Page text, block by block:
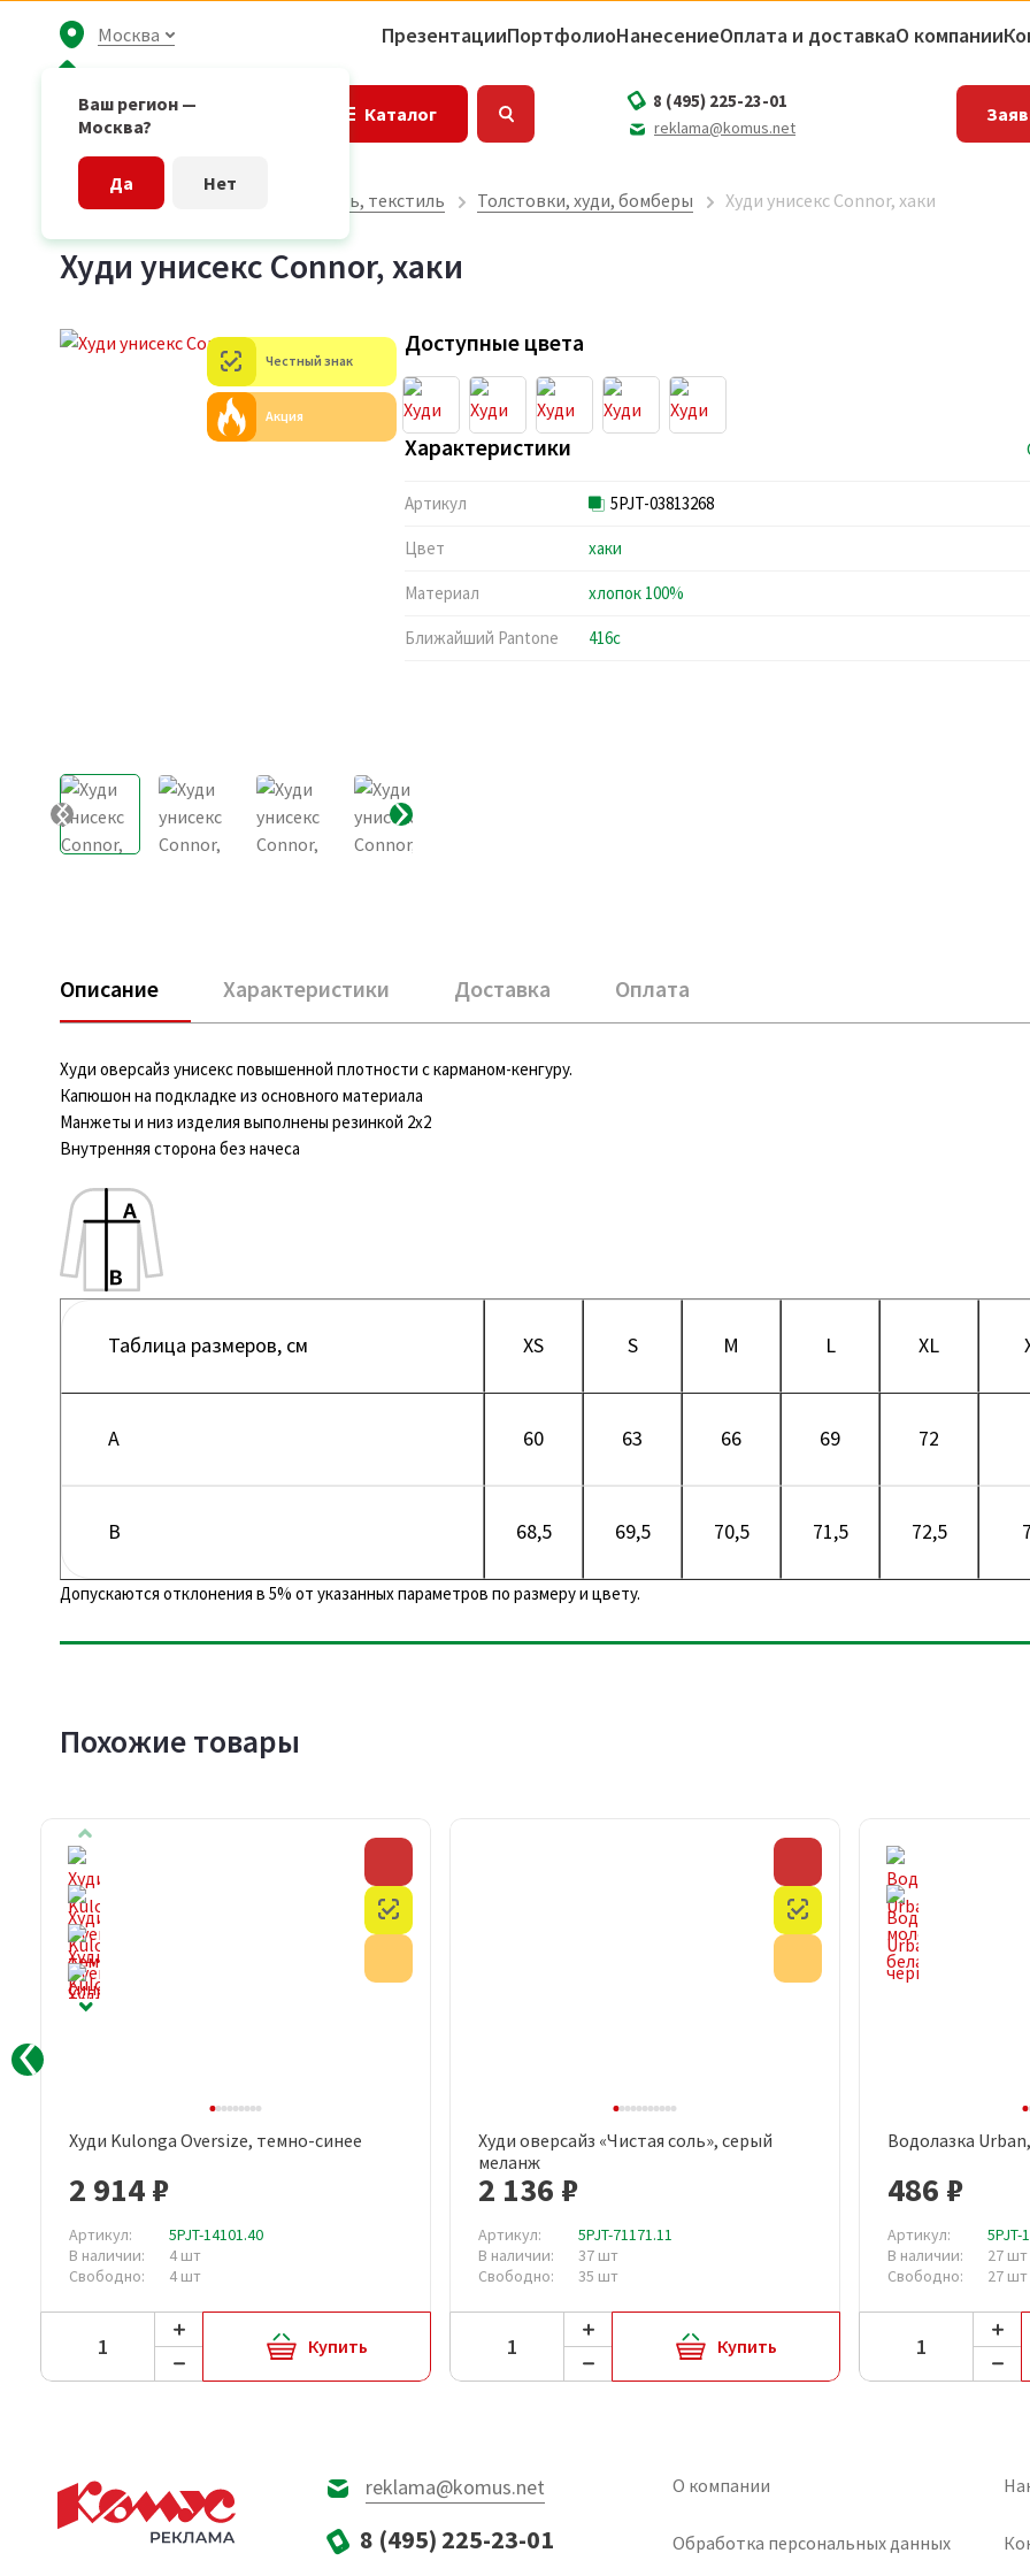
Москва
Ваш регион —
Москва?
Да Нет
ПрезентацииПортфолиоНанесениеОплата и доставкаО компании
Каталог
8 (495) 225-23-01
reklama@komus.net
Главная страница Одежда, обувь, текстиль Толстовки, худи, бомберы Худи унисекс Connor, хаки
Худи унисекс Connor, хаки
Честный знак
Акция
Доступные цвета
Характеристики
Артикул 5PJT-03813268
Цвет хаки
Материал хлопок 100%
Ближайший Pantone 416c
Описание Характеристики Доставка Оплата
Худи оверсайз унисекс повышенной плотности с карманом-кенгуру.
Капюшон на подкладке из основного материала
Манжеты и низ изделия выполнены резинкой 2х2
Внутренняя сторона без начеса
Таблица размеров, см XS S M L XL
A 60 63 66 69 72
B 68,5 69,5 70,5 71,5 72,5
Допускаются отклонения в 5% от указанных параметров по размеру и цвету.
Похожие товары
Честный знак
Быстрый просмотр
Худи Kulonga Oversize, темно-синее
2 914 ₽
Артикул:
5PJT-14101.40
В наличии:
4 шт
Свободно:
4 шт
Купить
Честный знак
Быстрый просмотр
Худи оверсайз «Чистая соль», серый
меланж
2 136 ₽
Артикул:
5PJT-71171.11
В наличии:
37 шт
Свободно:
35 шт
Купить
Водолазка
486 ₽
Артикул:
5PJT-
В наличии:
27 шт
Свободно:
27 шт
reklama@komus.net
8 (495) 225-23-01
О компании
Обработка персональных данных